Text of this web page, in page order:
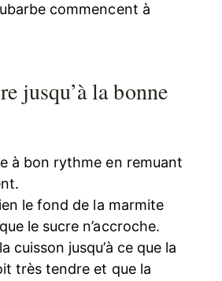
commencent à
jusqu’à la bonne
à bon rythme en remuant
le fond de la marmite
le sucre n’accroche.
cuisson jusqu’à ce que la
très tendre et que la